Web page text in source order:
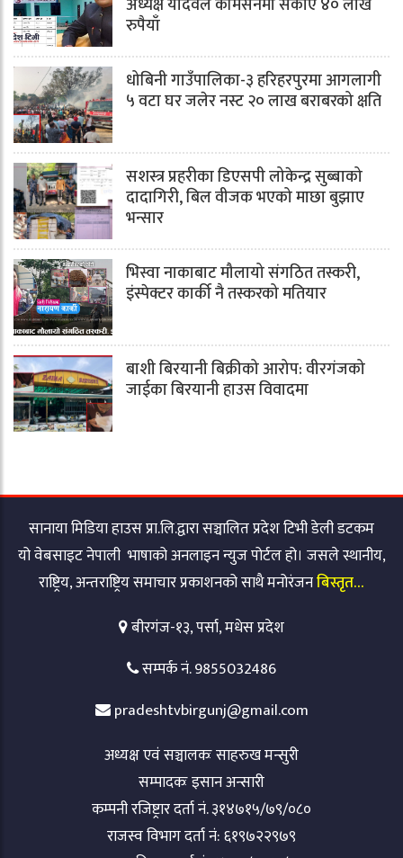
अध्यक्ष यादवले कमिसनमा सकाए ४० लाख
रुपैयाँ
धोबिनी गाउँपालिका-३ हरिहरपुरमा आगलागी
५ वटा घर जलेर नस्ट २० लाख बराबरको क्षति
सशस्त्र प्रहरीका डिएसपी लोकेन्द्र सुब्बाको
दादागिरी, बिल वीजक भएको माछा बुझाए
भन्सार
भिस्वा नाकाबाट मौलायो संगठित तस्करी,
इंस्पेक्टर कार्की नै तस्करको मतियार
बाशी बिरयानी बिक्रीको आरोप: वीरगंजको
जाईका बिरयानी हाउस विवादमा
सानाया मिडिया हाउस प्रा.लि.द्वारा सञ्चालित प्रदेश टिभी डेली डटकम
यो वेबसाइट नेपाली भाषाको अनलाइन न्युज पोर्टल हो। जसले स्थानीय,
राष्ट्रिय, अन्तराष्ट्रिय समाचार प्रकाशनको साथै मनोरंजनबिस्तृत…
बीरगंज-१३, पर्सा, मधेस प्रदेश
सम्पर्क नं. 9855032486
pradeshtvbirgunj@gmail.com
अध्यक्ष एवं सञ्चालकः साहरुख मन्सुरी
सम्पादकः इसान अन्सारी
कम्पनी रजिष्ट्रार दर्ता नं. ३१४७१५/७९/०८०
राजस्व विभाग दर्ता नं: ६१९७२२९७९